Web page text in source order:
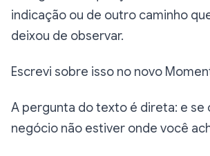
indicação ou de outro caminho
deixou de observar.
Escrevi sobre isso no novo
A pergunta do texto é direta: e se
negócio não estiver onde você